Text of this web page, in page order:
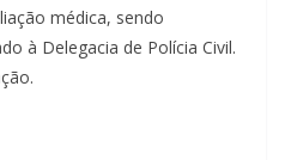
médica, sendo
à Delegacia de Polícia Civil.